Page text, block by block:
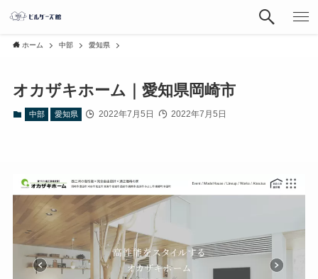
ホーム 中部 愛知県
オカザキホーム｜愛知県岡崎市
中部 愛知県 2022年7月5日 2022年7月5日